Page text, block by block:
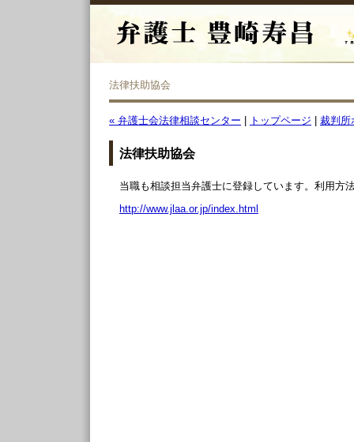
法律扶助協会
« 弁護士会法律相談センター トップページ 裁判所
法律扶助協会
当職も相談担当弁護士に登録しています。利用方
http://www.jlaa.or.jp/index.html